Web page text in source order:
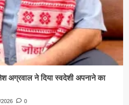
अग्रवाल ने दिया स्वदेशी अपनाने का
0